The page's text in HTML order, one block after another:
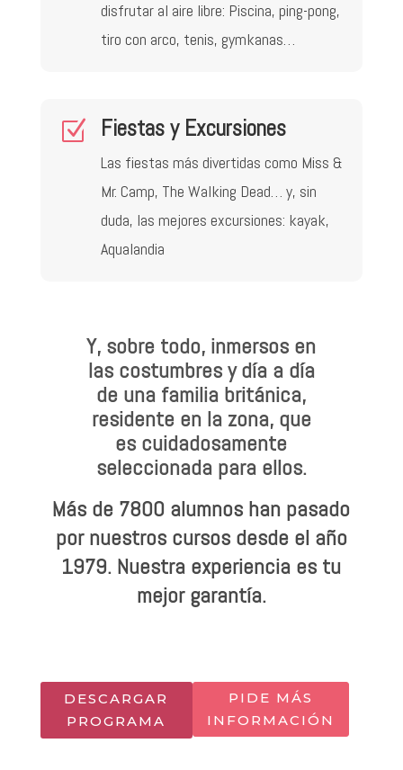
disfrutar al aire libre: Piscina, ping-pong,
tiro con arco, tenis, gymkanas…
Z Fiestas y Excursiones
Las fiestas más divertidas como Miss &
Mr. Camp, The Walking Dead… y, sin
duda, las mejores excursiones: kayak,
Aqualandia
Y, sobre todo, inmersos en
las costumbres y día a día
de una familia británica,
residente en la zona, que
es cuidadosamente
seleccionada para ellos.
Más de 7800 alumnos han pasado
por nuestros cursos desde el año
1979. Nuestra experiencia es tu
mejor garantía.
DESCARGAR
PROGRAMA
PIDE MÁS
INFORMACIÓN